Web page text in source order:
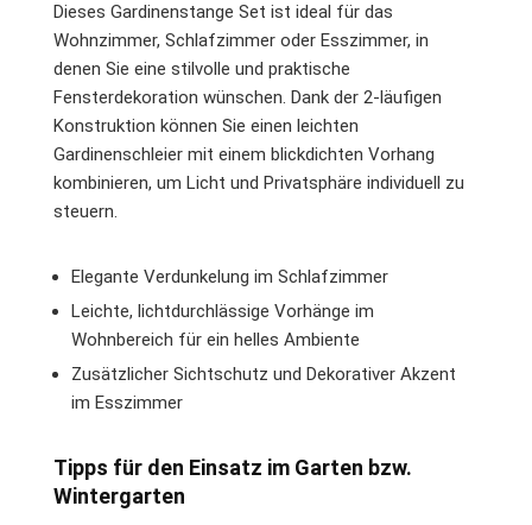
Dieses Gardinenstange Set ist ideal für das
Wohnzimmer, Schlafzimmer oder Esszimmer, in
denen Sie eine stilvolle und praktische
Fensterdekoration wünschen. Dank der 2-läufigen
Konstruktion können Sie einen leichten
Gardinenschleier mit einem blickdichten Vorhang
kombinieren, um Licht und Privatsphäre individuell zu
steuern.
Elegante Verdunkelung im Schlafzimmer
Leichte, lichtdurchlässige Vorhänge im
Wohnbereich für ein helles Ambiente
Zusätzlicher Sichtschutz und Dekorativer Akzent
im Esszimmer
Tipps für den Einsatz im Garten bzw.
Wintergarten